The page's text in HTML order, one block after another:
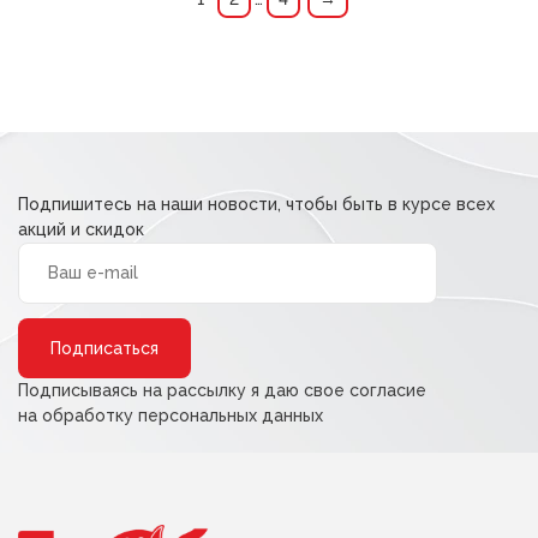
Подпишитесь на наши новости, чтобы быть в курсе всех
акций и скидок
Подписываясь на рассылку я даю свое согласие
на обработку персональных данных